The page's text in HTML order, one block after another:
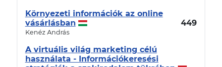
Környezeti információk az online
vásárlásban
449
Kenéz András
A virtuális világ marketing célú
használata - Információkeresési